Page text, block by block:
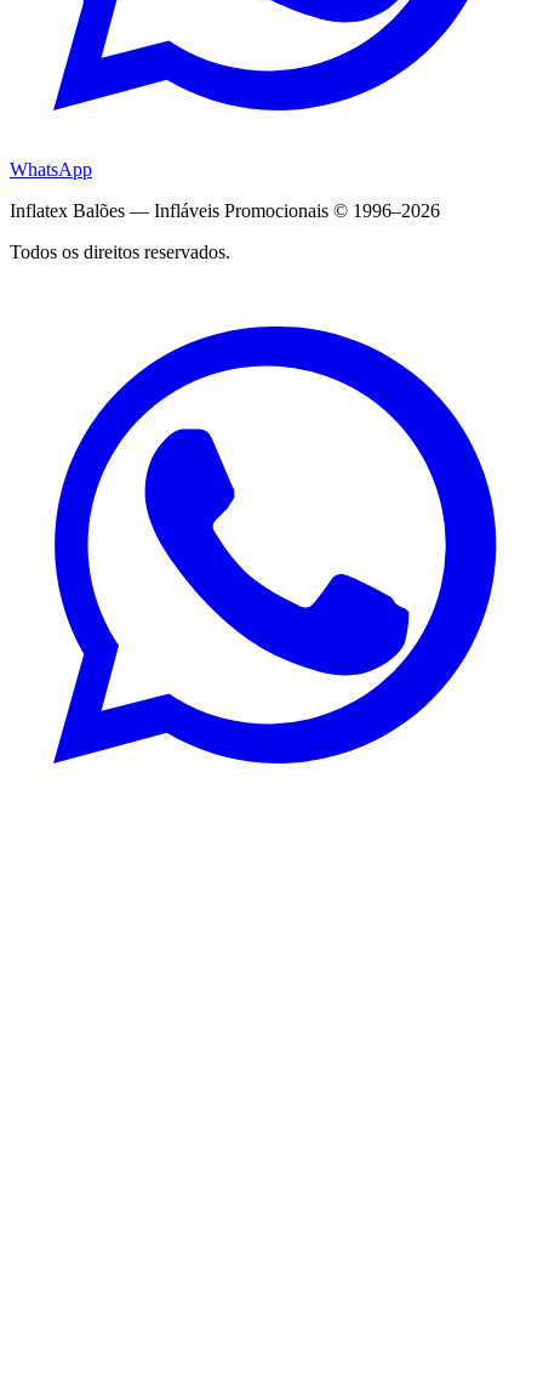
WhatsApp
Inflatex Balões — Infláveis Promocionais © 1996–2026
Todos os direitos reservados.